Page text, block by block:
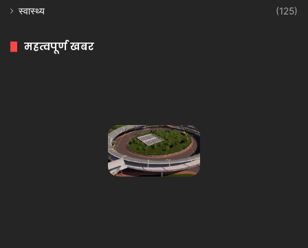
स्वास्थ्य
(125)
महत्वपूर्ण खबर